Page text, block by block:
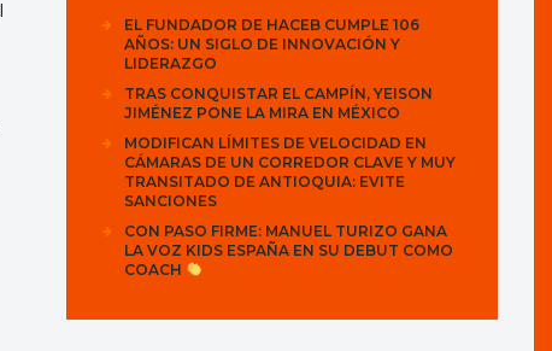
EL FUNDADOR DE HACEB CUMPLE 106
AÑOS: UN SIGLO DE INNOVACIÓN Y
LIDERAZGO
TRAS CONQUISTAR EL CAMPÍN, YEISON
JIMÉNEZ PONE LA MIRA EN MÉXICO
MODIFICAN LÍMITES DE VELOCIDAD EN
CÁMARAS DE UN CORREDOR CLAVE Y MUY
TRANSITADO DE ANTIOQUIA: EVITE
SANCIONES
CON PASO FIRME: MANUEL TURIZO GANA
LA VOZ KIDS ESPAÑA EN SU DEBUT COMO
COACH